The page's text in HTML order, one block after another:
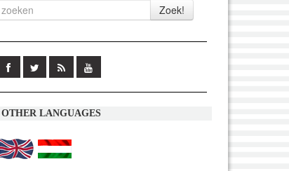
OTHER LANGUAGES